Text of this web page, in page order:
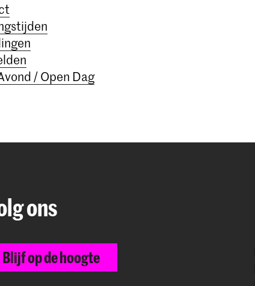
/ Open Dag
ons
Blijf op de hoogte